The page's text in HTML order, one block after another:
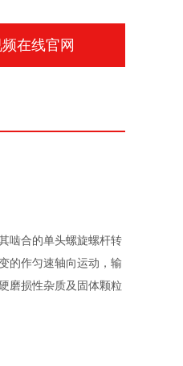
在线官网
啮合的单头螺旋螺杆转
作匀速轴向运动，输
硬磨损性杂质及固体颗粒